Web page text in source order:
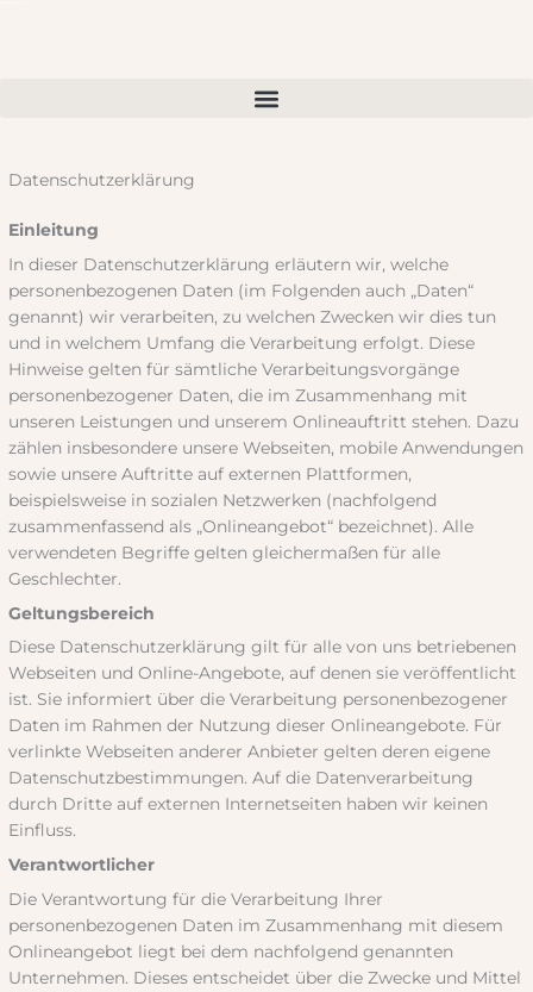
Datenschutzerklärung
Einleitung
In dieser Datenschutzerklärung erläutern wir, welche
personenbezogenen Daten (im Folgenden auch „Daten“
genannt) wir verarbeiten, zu welchen Zwecken wir dies tun
und in welchem Umfang die Verarbeitung erfolgt. Diese
Hinweise gelten für sämtliche Verarbeitungsvorgänge
personenbezogener Daten, die im Zusammenhang mit
unseren Leistungen und unserem Onlineauftritt stehen. Dazu
zählen insbesondere unsere Webseiten, mobile Anwendungen
sowie unsere Auftritte auf externen Plattformen,
beispielsweise in sozialen Netzwerken (nachfolgend
zusammenfassend als „Onlineangebot“ bezeichnet). Alle
verwendeten Begriffe gelten gleichermaßen für alle
Geschlechter.
Geltungsbereich
Diese Datenschutzerklärung gilt für alle von uns betriebenen
Webseiten und Online-Angebote, auf denen sie veröffentlicht
ist. Sie informiert über die Verarbeitung personenbezogener
Daten im Rahmen der Nutzung dieser Onlineangebote. Für
verlinkte Webseiten anderer Anbieter gelten deren eigene
Datenschutzbestimmungen. Auf die Datenverarbeitung
durch Dritte auf externen Internetseiten haben wir keinen
Einfluss.
Verantwortlicher
Die Verantwortung für die Verarbeitung Ihrer
personenbezogenen Daten im Zusammenhang mit diesem
Onlineangebot liegt bei dem nachfolgend genannten
Unternehmen. Dieses entscheidet über die Zwecke und Mittel